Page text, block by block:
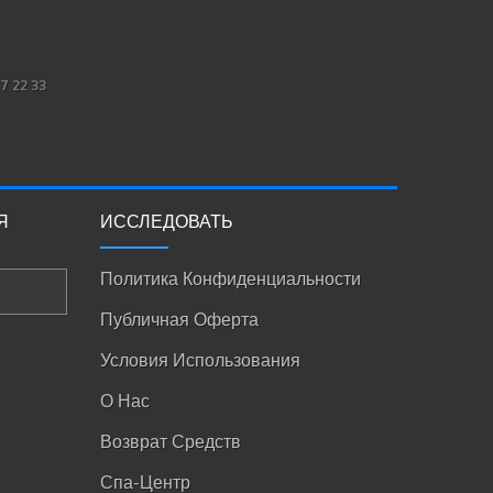
22 33
ИССЛЕДОВАТЬ
Политика Конфиденциальности
Публичная Оферта
Условия Использования
О Нас
Возврат Средств
Спа-Центр